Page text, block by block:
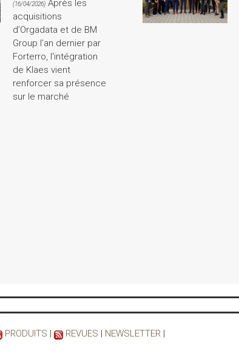
(16/04/2026)Après les
acquisitions
d’Orgadata et de BM
Group l’an dernier par
Forterro, l'intégration
de Klaes vient
renforcer sa présence
sur le marché
PRODUITS | REVUES | NEWSLETTER |